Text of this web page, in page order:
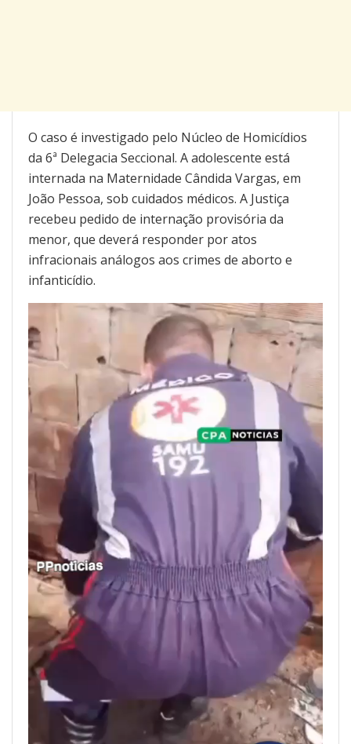
O caso é investigado pelo Núcleo de Homicídios
da 6ª Delegacia Seccional. A adolescente está
internada na Maternidade Cândida Vargas, em
João Pessoa, sob cuidados médicos. A Justiça
recebeu pedido de internação provisória da
menor, que deverá responder por atos
infracionais análogos aos crimes de aborto e
infanticídio.